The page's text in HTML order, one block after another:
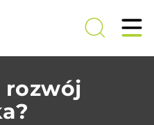
rozwój